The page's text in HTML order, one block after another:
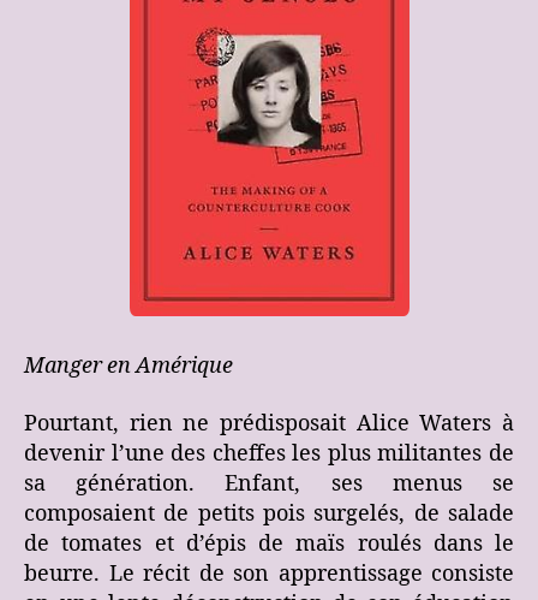
Manger en Amérique
Pourtant, rien ne prédisposait Alice Waters à
devenir l’une des cheffes les plus militantes de
sa génération. Enfant, ses menus se
composaient de petits pois surgelés, de salade
de tomates et d’épis de maïs roulés dans le
beurre. Le récit de son apprentissage consiste